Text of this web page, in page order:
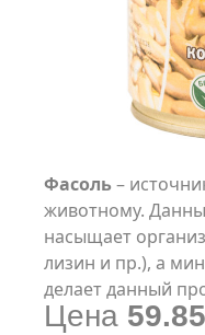
Фасоль –
животному.
насыщает
лизин и пр.), а
делает данный
Цена 59.85